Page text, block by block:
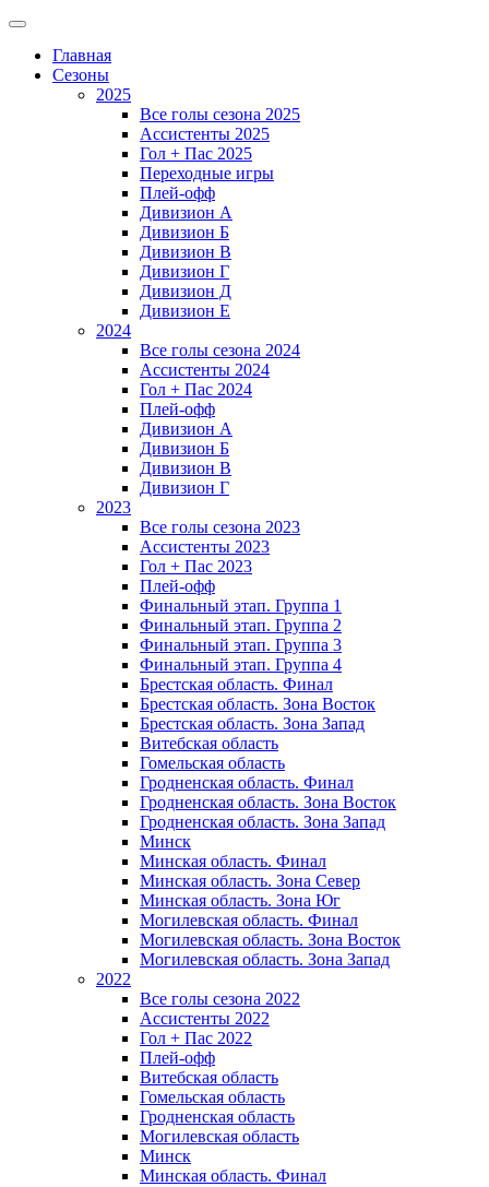
Главная
Сезоны
2025
Все голы сезона 2025
Ассистенты 2025
Гол + Пас 2025
Переходные игры
Плей-офф
Дивизион A
Дивизион Б
Дивизион В
Дивизион Г
Дивизион Д
Дивизион Е
2024
Все голы сезона 2024
Ассистенты 2024
Гол + Пас 2024
Плей-офф
Дивизион A
Дивизион Б
Дивизион В
Дивизион Г
2023
Все голы сезона 2023
Ассистенты 2023
Гол + Пас 2023
Плей-офф
Финальный этап. Группа 1
Финальный этап. Группа 2
Финальный этап. Группа 3
Финальный этап. Группа 4
Брестская область. Финал
Брестская область. Зона Восток
Брестская область. Зона Запад
Витебская область
Гомельская область
Гродненская область. Финал
Гродненская область. Зона Восток
Гродненская область. Зона Запад
Минск
Минская область. Финал
Минская область. Зона Север
Минская область. Зона Юг
Могилевская область. Финал
Могилевская область. Зона Восток
Могилевская область. Зона Запад
2022
Все голы сезона 2022
Ассистенты 2022
Гол + Пас 2022
Плей-офф
Витебская область
Гомельская область
Гродненская область
Могилевская область
Минск
Mинская область. Финал